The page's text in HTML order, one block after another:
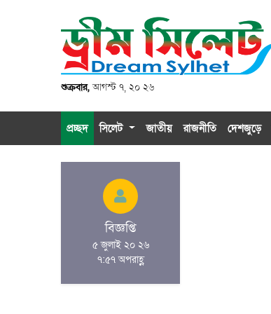
শুক্রবার,আগস্ট ৭, ২০ ২৬
প্রচ্ছদ সিলেট জাতীয় রাজনীতি দেশজুড়ে
বিজ্ঞপ্তি
৫ জুলাই ২০ ২৬
৭:৫৭ অপরাহ্ণ